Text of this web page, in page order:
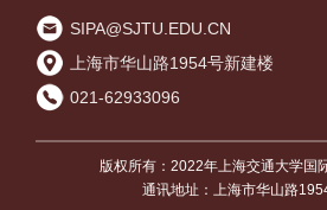
SIPA@SJTU.EDU.CN
上海市华山路1954号新建楼
021-62933096
版权所有：2022年上海交通大学国
通讯地址：上海市华山路